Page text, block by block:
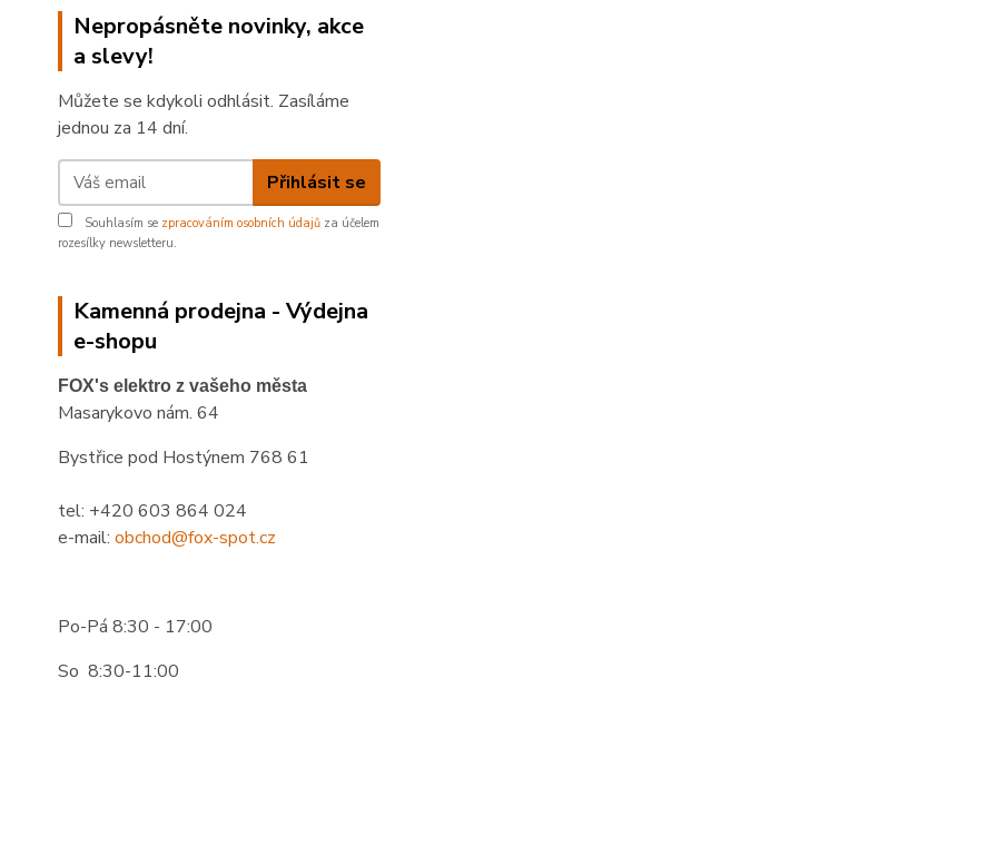
Nepropásněte novinky, akce
a slevy!
Můžete se kdykoli odhlásit. Zasíláme
jednou za 14 dní.
Přihlásit se
Souhlasím se zpracováním osobních údajů za účelem
rozesílky newsletteru.
Kamenná prodejna - Výdejna
e-shopu
FOX's elektro z vašeho města
Masarykovo nám. 64
Bystřice pod Hostýnem 768 61
tel: +420 603 864 024
e-mail: obchod@fox-spot.cz
Po-Pá 8:30 - 17:00
So 8:30-11:00